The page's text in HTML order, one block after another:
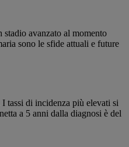
stadio avanzato al momento
sono le sfide attuali e future
tassi di incidenza più elevati si
a 5 anni dalla diagnosi è del